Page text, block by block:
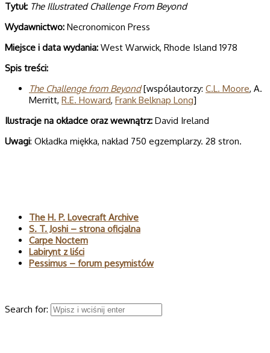
Tytuł: The Illustrated Challenge From Beyond
Wydawnictwo: Necronomicon Press
Miejsce i data wydania: West Warwick, Rhode Island 1978
Spis treści:
The Challenge from Beyond[współautorzy: C.L. Moore, A.
Merritt, R.E. Howard, Frank Belknap Long]
Ilustracje na okładce oraz wewnątrz: David Ireland
Uwagi: Okładka miękka, nakład 750 egzemplarzy. 28 stron.
The H. P. Lovecraft Archive
S. T. Joshi – strona oficjalna
Carpe Noctem
Labirynt z liści
Pessimus – forum pesymistów
Search for: